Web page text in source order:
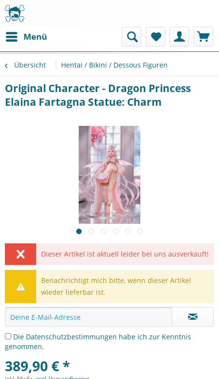
Menü
Übersicht Hentai / Bikini / Dessous Figuren
Original Character - Dragon Princess
Elaina Fartagna Statue: Charm
Dieser Artikel ist aktuell leider bei uns ausverkauft!
Benachrichtigt mich bitte, wenn dieser Artikel
wieder lieferbar ist.
Die Datenschutzbestimmungen habe ich zur Kenntnis
genommen.
389,90 € *